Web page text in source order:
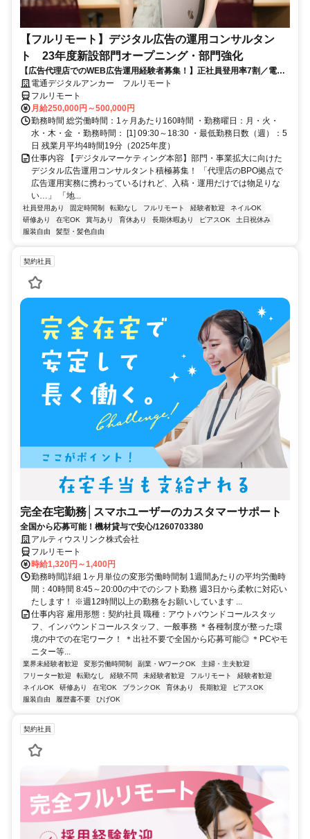
【フルリモート】デジタル広告の運用コンサルタン
ト 23年度新設部門オープニング・部門強化
【広告代理店でのWEB広告運用経験者募集！】正社員登用率7割／電通
G／全国×完全在宅／年休126日・土日祝休み／残業月平均4時間19分
電通デジタルアンカー フルリモート
フルリモート
月給250,000円～500,000円
勤務時間 総労働時間：1ヶ月あたり160時間 ・勤務曜日：月・火・
水・木・金 ・勤務時間： [1] 09:30～18:30 ・最低勤務日数（週）：5
日 残業月平均4時間19分（2025年度）
仕事内容 【デジタルマーケティング本部】部門・事業拡大に向けた
デジタル広告運用コンサルタント積極募集！ 「代理店のBPO拠点で
広告運用実務に携わっているけれど、入稿・運用だけでは物足りな
い…」 「地...
社員登用あり 固定時間制 転勤なし フルリモート 経験者歓迎
ネイルOK
研修あり
在宅OK 賞与あり 育休あり 長期休暇あり ピアスOK
土日祝休み
服装自由
髪型・髪色自由
契約社員
完全在宅勤務│スマホユーザーのカスタマーサポート
全国から応募可能！機材貸与で安心/1260703380
アルティウスリンク株式会社
フルリモート
時給1,320円～1,400円
勤務時間詳細 1ヶ月単位の変形労働時間制 1週間あたりの平均労働時
間：40時間 8:45～20:00の中でのシフト勤務 週3日から柔軟に対応い
たします！ ※週12時間以上の勤務をお願いしています ...
仕事内容 雇用形態：契約社員 職種：アウトバウンドコールスタッ
フ、インバウンドコールスタッフ、一般事務 ＊各種制度が整った環
境の中での在宅ワーク！ ＊出社不要で全国から応募可能◎ ＊PCやモ
ニター等...
業界未経験者歓迎 変形労働時間制 副業・WワークOK
主婦・主夫歓迎
フリーター歓迎
転勤なし 経験不問 未経験者歓迎 フルリモート
経験者歓迎
ネイルOK
研修あり 在宅OK ブランクOK 育休あり 長期歓迎
ピアスOK
服装自由
履歴書不要 ひげOK
契約社員